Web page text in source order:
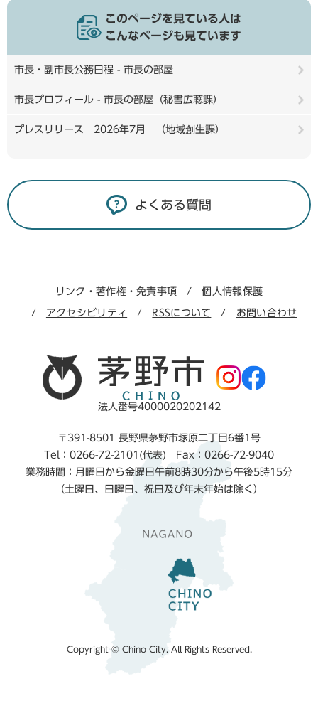
このページを見ている人は
こんなページも見ています
市長・副市長公務日程 - 市長の部屋
市長プロフィール - 市長の部屋（秘書広聴課）
プレスリリース 2026年7月 （地域創生課）
よくある質問
リンク・著作権・免責事項 個人情報保護
アクセシビリティ RSSについて お問い合わせ
法人番号4000020202142
〒391-8501 長野県茅野市塚原二丁目6番1号
Tel：0266-72-2101(代表) Fax：0266-72-9040
業務時間：月曜日から金曜日午前8時30分から午後5時15分
（土曜日、日曜日、祝日及び年末年始は除く）
Copyright © Chino City. All Rights Reserved.